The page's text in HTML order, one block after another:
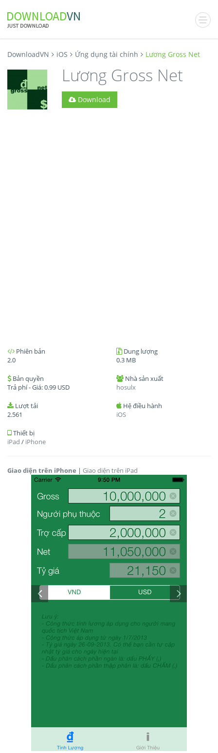
DownloadVN iOS Ứng dụng tài chính Lương Gross Net
Lương Gross Net
Download
Phiên bản
2.0
Dung lượng
0.3 MB
Bản quyền
Trả phí - Giá:0.99 USD
Nhà sản xuất
hosulx
Lượt tải
2.561
Hệ điều hành
iOS
Thiết bị
iPad / iPhone
Giao diện trên iPhone | Giao diện trên iPad